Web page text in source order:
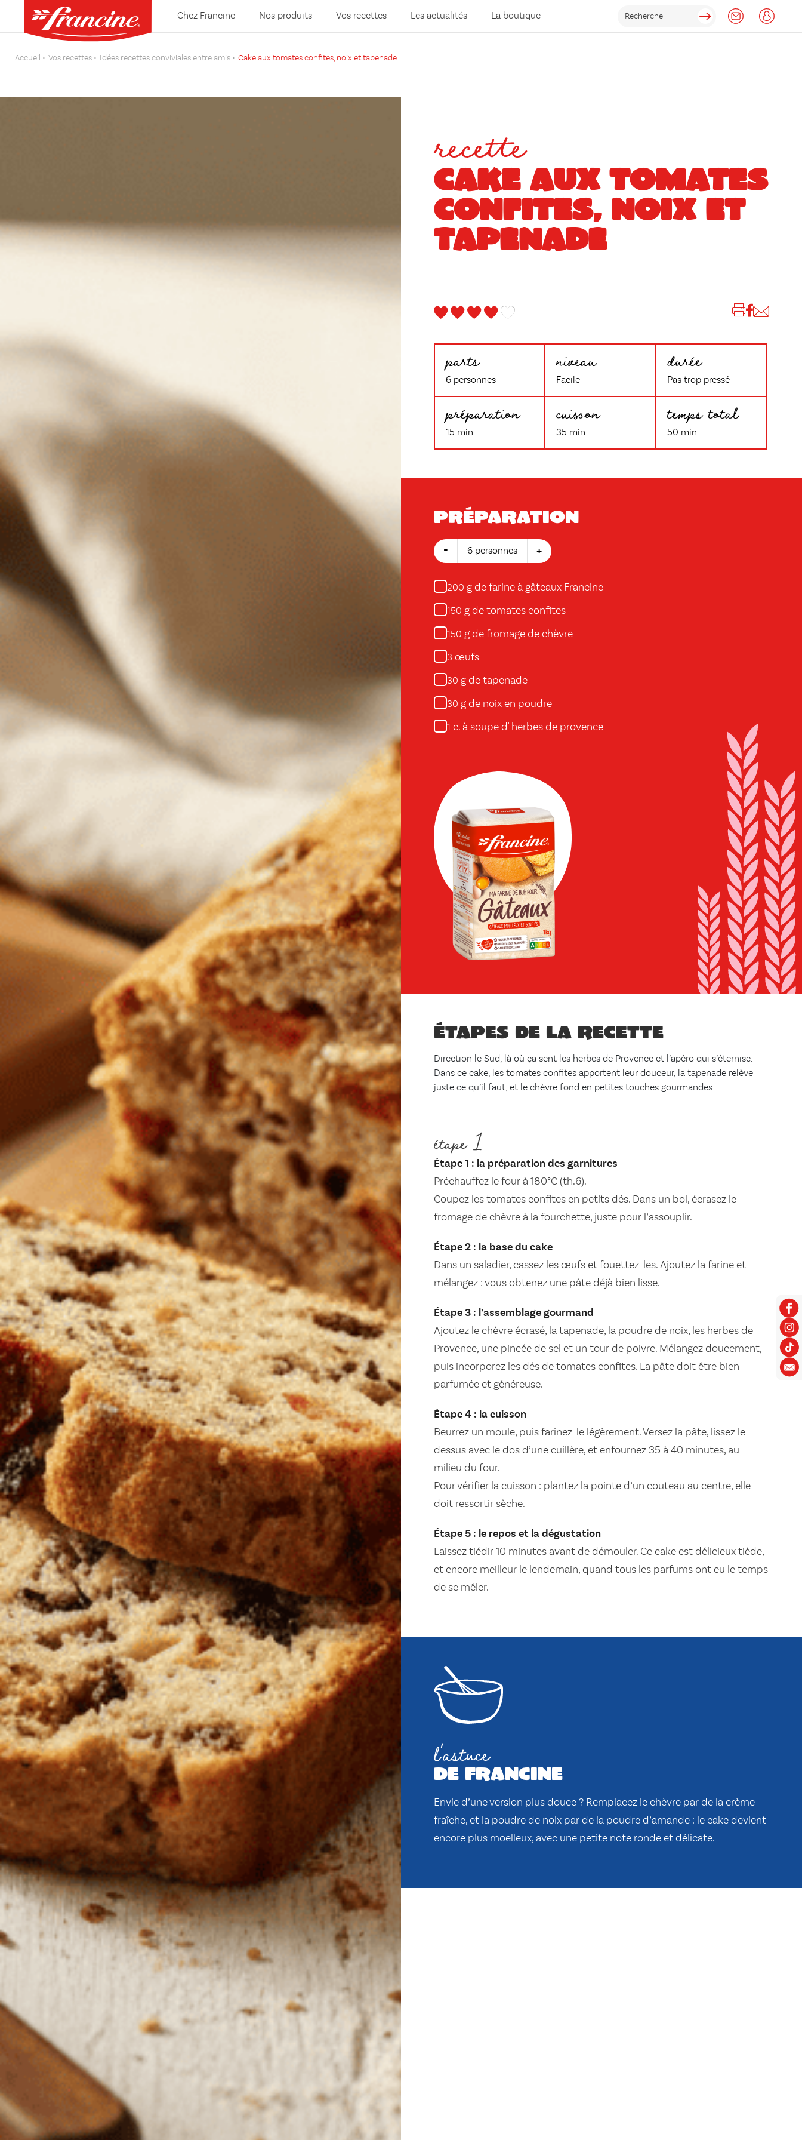
Chez Francine Nos produits Vos recettes Les actualités La boutique
Accueil Vos recettes Idées recettes conviviales entre amis Cake aux tomates confites, noix et tapenade
recette
CAKE AUX TOMATES
CONFITES, NOIX ET
TAPENADE
parts
6 personnes
niveau
Facile
durée
Pas trop pressé
préparation
15 min
cuisson
35 min
temps total
50 min
Préparation
- 6 personnes +
200 g de farine à gâteaux Francine
150 g de tomates confites
150 g de fromage de chèvre
3 œufs
30 g de tapenade
30 g de noix en poudre
1 c. à soupe d' herbes de provence
Étapes de la recette
Direction le Sud, là où ça sent les herbes de Provence et l’apéro qui s’éternise.
Dans ce cake, les tomates confites apportent leur douceur, la tapenade relève
juste ce qu’il faut, et le chèvre fond en petites touches gourmandes.
étape 1
Étape 1 : la préparation des garnitures
Préchauffez le four à 180°C (th.6).
Coupez les tomates confites en petits dés. Dans un bol, écrasez le
fromage de chèvre à la fourchette, juste pour l’assouplir.
Étape 2 : la base du cake
Dans un saladier, cassez les œufs et fouettez-les. Ajoutez la farine et
mélangez : vous obtenez une pâte déjà bien lisse.
Étape 3 : l’assemblage gourmand
Ajoutez le chèvre écrasé, la tapenade, la poudre de noix, les herbes de
Provence, une pincée de sel et un tour de poivre. Mélangez doucement,
puis incorporez les dés de tomates confites. La pâte doit être bien
parfumée et généreuse.
Étape 4 : la cuisson
Beurrez un moule, puis farinez-le légèrement. Versez la pâte, lissez le
dessus avec le dos d’une cuillère, et enfournez 35 à 40 minutes, au
milieu du four.
Pour vérifier la cuisson : plantez la pointe d’un couteau au centre, elle
doit ressortir sèche.
Étape 5 : le repos et la dégustation
Laissez tiédir 10 minutes avant de démouler. Ce cake est délicieux tiède,
et encore meilleur le lendemain, quand tous les parfums ont eu le temps
de se mêler.
l'astuce
de francine
Envie d’une version plus douce ? Remplacez le chèvre par de la crème
fraîche, et la poudre de noix par de la poudre d’amande : le cake devient
encore plus moelleux, avec une petite note ronde et délicate.